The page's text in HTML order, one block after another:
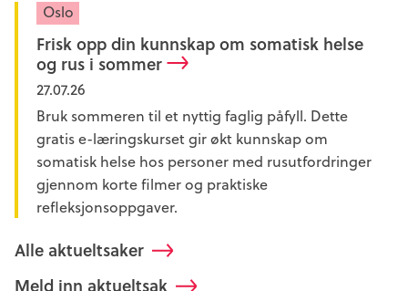
Oslo
Frisk opp din kunnskap om somatisk helse
og rus i sommer
27.07.26
Bruk sommeren til et nyttig faglig påfyll. Dette
gratis e-læringskurset gir økt kunnskap om
somatisk helse hos personer med rusutfordringer
gjennom korte filmer og praktiske
refleksjonsoppgaver.
Alle aktueltsaker
Meld inn aktueltsak